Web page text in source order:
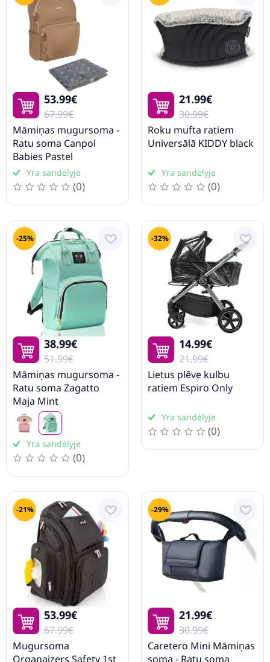
53.99€
67.99€
Māmiņas mugursoma -
Ratu soma Canpol
Babies Pastel
Yra sandėlyje
(0)
21.99€
30.99€
Roku mufta ratiem
Universālā KIDDY black
Yra sandėlyje
(0)
-25%
38.99€
51.99€
Māmiņas mugursoma -
Ratu soma Zagatto
Maja Mint
Yra sandėlyje
(0)
-32%
14.99€
21.99€
Lietus plēve kulbu
ratiem Espiro Only
Yra sandėlyje
(0)
-21%
53.99€
67.99€
Mugursoma
Organaizers Safety 1st
-29%
21.99€
30.99€
Caretero Mini Māmiņas
soma - Ratu soma